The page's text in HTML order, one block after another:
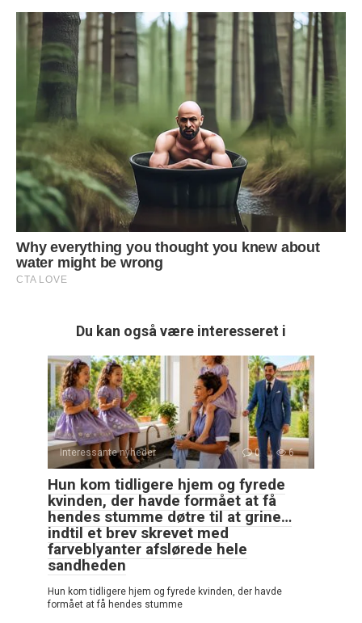
Du kan også være interesseret i
Interessante nyheder 0 6
Hun kom tidligere hjem og fyrede
kvinden, der havde formået at få
hendes stumme døtre til at grine…
indtil et brev skrevet med
farveblyanter afslørede hele
sandheden
Hun kom tidligere hjem og fyrede kvinden, der havde
formået at få hendes stumme